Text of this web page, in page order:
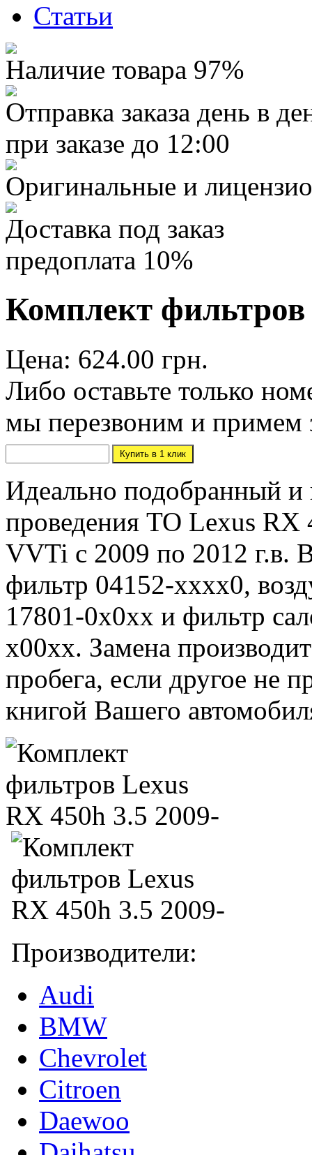
Статьи
Наличие товара 97%
Отправка заказа день в
при заказе до 12:00
Оригинальные и
Доставка под заказ
предоплата 10%
Комплект фильтров
Цена: 624.00 грн.
Либо оставьте только
мы перезвоним и примем
Идеально подобранный и
проведения ТО Lexus RX
VVTi с 2009 по 2012 г.в.
фильтр 04152-xxxx0,
17801-0x0xx и фильтр
x00xx. Замена
пробега, если другое не
книгой Вашего
Производители:
Audi
BMW
Chevrolet
Citroen
Daewoo